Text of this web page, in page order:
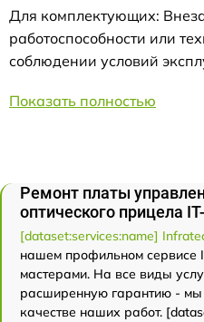
Для комплектующих:
работоспособности или
соблюдении условий
Показать полностью
Ремонт платы
оптического прицела
[dataset:services:name]
нашем профильном сервисе
мастерами. На все виды
расширенную гарантию - мы
качестве наших работ.